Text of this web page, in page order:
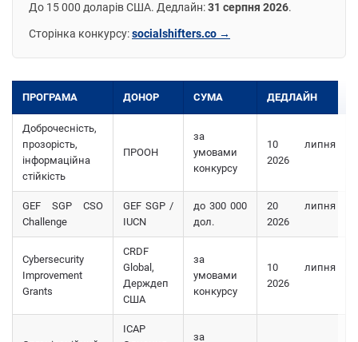
До 15 000 доларів США. Дедлайн:31 серпня 2026.
Сторінка конкурсу:socialshifters.co →
ПРОГРАМА ДОНОР СУМА ДЕДЛАЙН
Доброчесність,
прозорість,
інформаційна
стійкість
ПРООН
за
умовами
конкурсу
10 липня
2026
GEF SGP CSO
Challenge
GEF SGP /
IUCN
до 300 000
дол.
20 липня
2026
Cybersecurity
Improvement
Grants
CRDF
Global,
Держдеп
США
за
умовами
конкурсу
10 липня
2026
ІСАР
за